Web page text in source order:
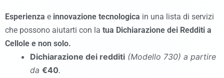
Esperienza e innovazione tecnologica in una lista di servizi
che possono aiutarti con la tua Dichiarazione dei Redditi a
Cellole e non solo.
Dichiarazione dei redditi (Modello 730) a partire
da €40.